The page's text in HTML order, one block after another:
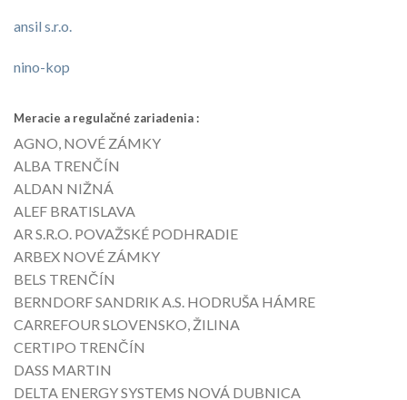
ansil s.r.o.
nino-kop
Meracie a regulačné zariadenia :
AGNO, NOVÉ ZÁMKY
ALBA TRENČÍN
ALDAN NIŽNÁ
ALEF BRATISLAVA
AR S.R.O. POVAŽSKÉ PODHRADIE
ARBEX NOVÉ ZÁMKY
BELS TRENČÍN
BERNDORF SANDRIK A.S. HODRUŠA HÁMRE
CARREFOUR SLOVENSKO, ŽILINA
CERTIPO TRENČÍN
DASS MARTIN
DELTA ENERGY SYSTEMS NOVÁ DUBNICA